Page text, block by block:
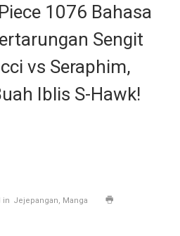
1076 Bahasa
Sengit
vs Seraphim,
Iblis S-Hawk!
in Jejepangan Manga